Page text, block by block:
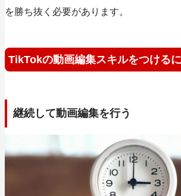
を勝ち抜く必要があります。
TikTokの動画編集スキルをつける
継続して動画編集を行う